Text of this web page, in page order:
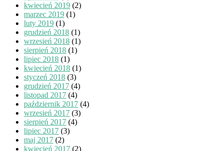
kwiecień 2019 (2)
marzec 2019 (1)
luty 2019 (1)
grudzień 2018 (1)
wrzesień 2018 (1)
sierpień 2018 (1)
lipiec 2018 (1)
kwiecień 2018 (1)
styczeń 2018 (3)
grudzień 2017 (4)
listopad 2017 (4)
październik 2017 (4)
wrzesień 2017 (3)
sierpień 2017 (4)
lipiec 2017 (3)
maj 2017 (2)
kwiecień 2017 (2)